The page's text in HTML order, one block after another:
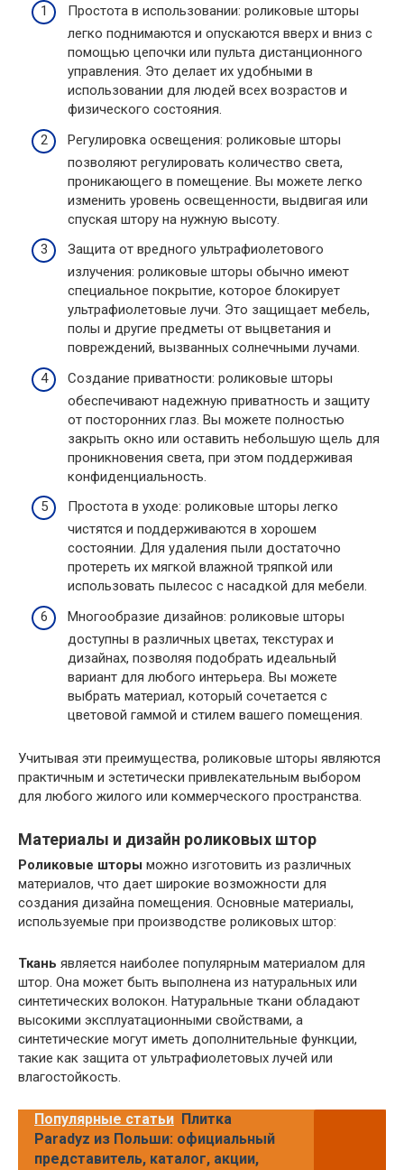
Простота в использовании: роликовые шторы
легко поднимаются и опускаются вверх и вниз с
помощью цепочки или пульта дистанционного
управления. Это делает их удобными в
использовании для людей всех возрастов и
физического состояния.
Регулировка освещения: роликовые шторы
позволяют регулировать количество света,
проникающего в помещение. Вы можете легко
изменить уровень освещенности, выдвигая или
спуская штору на нужную высоту.
Защита от вредного ультрафиолетового
излучения: роликовые шторы обычно имеют
специальное покрытие, которое блокирует
ультрафиолетовые лучи. Это защищает мебель,
полы и другие предметы от выцветания и
повреждений, вызванных солнечными лучами.
Создание приватности: роликовые шторы
обеспечивают надежную приватность и защиту
от посторонних глаз. Вы можете полностью
закрыть окно или оставить небольшую щель для
проникновения света, при этом поддерживая
конфиденциальность.
Простота в уходе: роликовые шторы легко
чистятся и поддерживаются в хорошем
состоянии. Для удаления пыли достаточно
протереть их мягкой влажной тряпкой или
использовать пылесос с насадкой для мебели.
Многообразие дизайнов: роликовые шторы
доступны в различных цветах, текстурах и
дизайнах, позволяя подобрать идеальный
вариант для любого интерьера. Вы можете
выбрать материал, который сочетается с
цветовой гаммой и стилем вашего помещения.
Учитывая эти преимущества, роликовые шторы являются
практичным и эстетически привлекательным выбором
для любого жилого или коммерческого пространства.
Материалы и дизайн роликовых штор
Роликовые шторы можно изготовить из различных
материалов, что дает широкие возможности для
создания дизайна помещения. Основные материалы,
используемые при производстве роликовых штор:
Ткань является наиболее популярным материалом для
штор. Она может быть выполнена из натуральных или
синтетических волокон. Натуральные ткани обладают
высокими эксплуатационными свойствами, а
синтетические могут иметь дополнительные функции,
такие как защита от ультрафиолетовых лучей или
влагостойкость.
Популярные статьи Плитка
Paradyz из Польши: официальный
представитель, каталог, акции,